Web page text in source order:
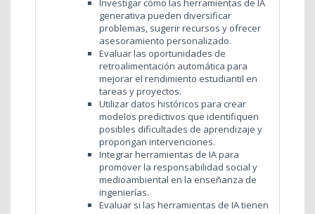
Investigar cómo las herramientas de IA
generativa pueden diversificar
problemas, sugerir recursos y ofrecer
asesoramiento personalizado.
Evaluar las oportunidades de
retroalimentación automática para
mejorar el rendimiento estudiantil en
tareas y proyectos.
Utilizar datos históricos para crear
modelos predictivos que identifiquen
posibles dificultades de aprendizaje y
propongan intervenciones.
Integrar herramientas de IA para
promover la responsabilidad social y
medioambiental en la enseñanza de
ingenierías.
Evaluar si las herramientas de IA tienen